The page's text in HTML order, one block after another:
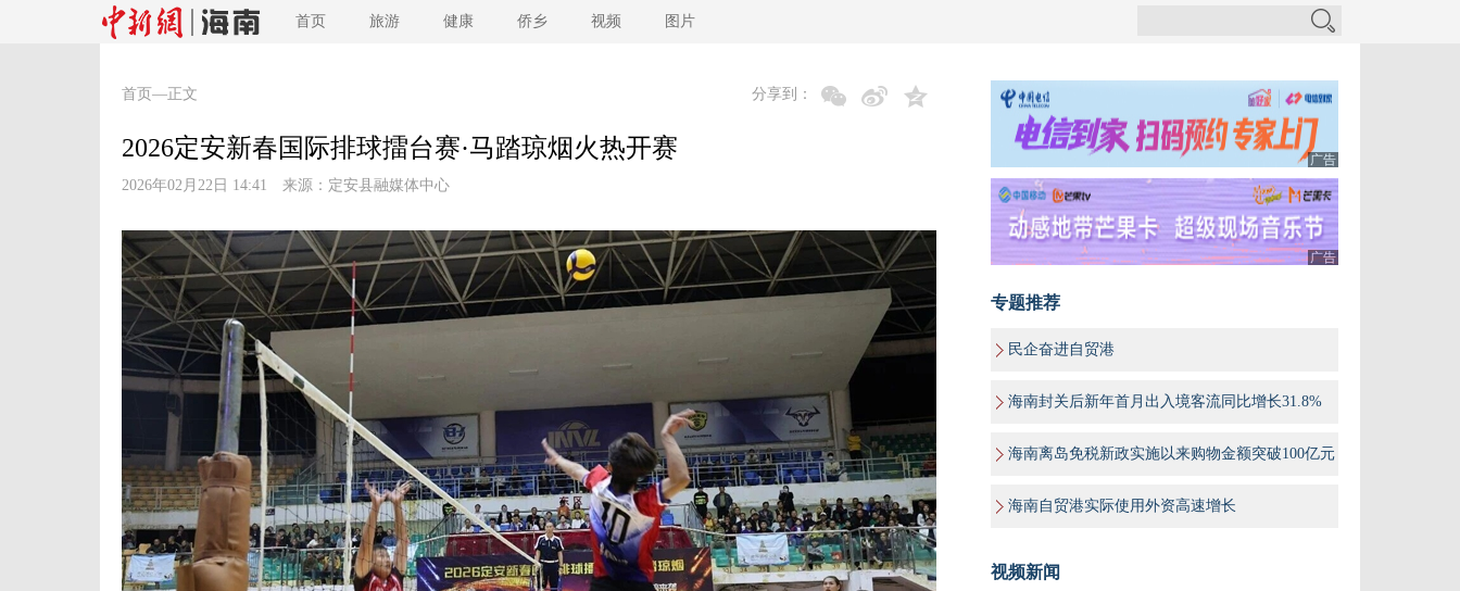
首页 旅游 健康 侨乡 视频 图片
首页 —正文 分享到：
2026定安新春国际排球擂台赛·马踏琼烟火热开赛
2026年02月22日 14:41 来源： 定安县融媒体中心
广告
广告
专题推荐
民企奋进自贸港
海南封关后新年首月出入境客流同比增长31.8%
海南离岛免税新政实施以来购物金额突破100亿元
海南自贸港实际使用外资高速增长
视频新闻